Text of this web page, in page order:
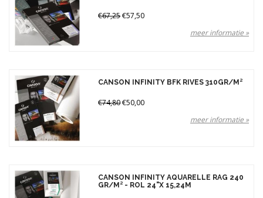
€67,25€57,50
meer informatie »
CANSON INFINITY BFK RIVES 310GR/M²
€74,80€50,00
meer informatie »
CANSON INFINITY AQUARELLE RAG 240
GR/M² - ROL 24"X 15,24M